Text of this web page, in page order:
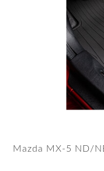
Mazda MX-5 ND/